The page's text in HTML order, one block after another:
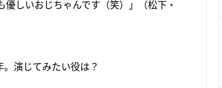
しいおじちゃんです（笑）」（松下・
演じてみたい役は？